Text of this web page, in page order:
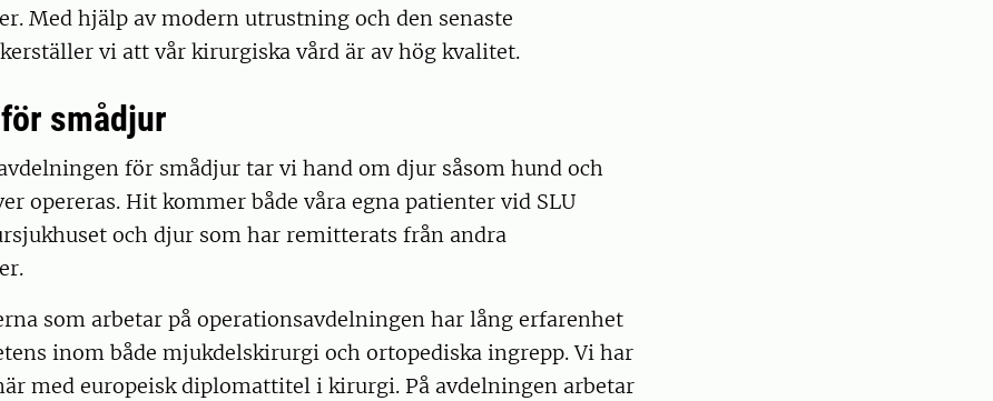
Med hjälp av modern utrustning och den senaste
vi att vår kirurgiska vård är av hög kvalitet.
smådjur
för smådjur tar vi hand om djur såsom hund och
opereras. Hit kommer både våra egna patienter vid SLU
och djur som har remitterats från andra
som arbetar på operationsavdelningen har lång erfarenhet
inom både mjukdelskirurgi och ortopediska ingrepp. Vi har
med europeisk diplomattitel i kirurgi. På avdelningen arbetar